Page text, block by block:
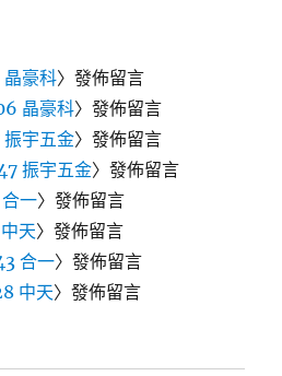
豪科〉發佈留言
晶豪科〉發佈留言
宇五金〉發佈留言
振宇五金〉發佈留言
一〉發佈留言
天〉發佈留言
合一〉發佈留言
中天〉發佈留言